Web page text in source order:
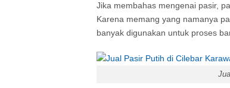
Jika membahas mengenai pasir,
Karena memang yang namanya
banyak digunakan untuk proses